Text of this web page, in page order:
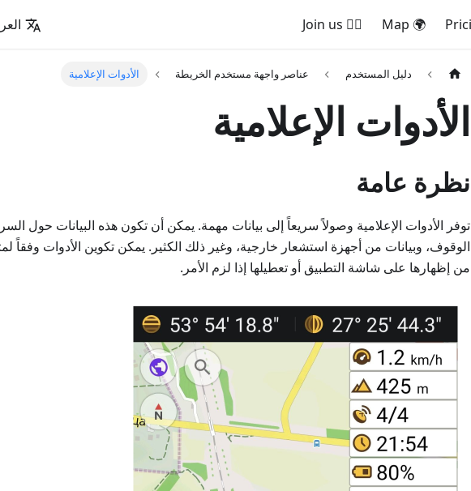
🌍 Map
🚵‍♂️ Join us
دليل المستخدم عناصر واجهة مستخدم الخريطة الأدوات الإعلامية
الأدوات الإعلامية
نظرة عامة
توفر الأدوات الإعلامية وصولاً سريعاً إلى بيانات مهمة. يمكن أن تكون هذه البيانات حول
الوقوف، وبيانات من أجهزة استشعار خارجية، وغير ذلك الكثير. يمكن تكوين الأدوات وفقاً
من إظهارها على شاشة التطبيق أو تعطيلها إذا لزم الأمر.